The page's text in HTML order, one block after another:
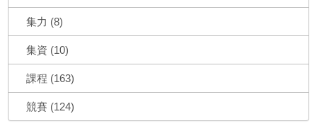
集力 (8)
集資 (10)
課程 (163)
競賽 (124)